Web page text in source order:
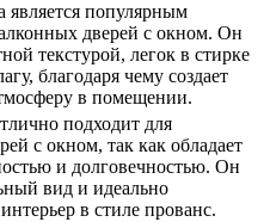
является популярным
дверей с окном. Он
текстурой, легок в стирке
благодаря чему создает
в помещении.
подходит для
с окном, так как обладает
и долговечностью. Он
вид и идеально
в стиле прованс.